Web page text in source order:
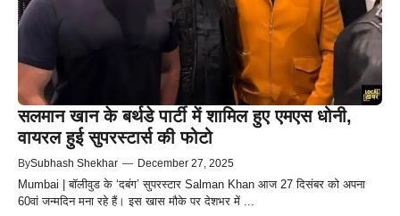
सलमान खान के बर्थडे पार्टी में शामिल हुए एमएस धोनी,
वायरल हुई सुपरस्टार्स की फोटो
BySubhash Shekhar — December 27, 2025
Mumbai | बॉलीवुड के ‘दबंग’ सुपरस्टार Salman Khan आज 27 दिसंबर को अपना
60वां जन्मदिन मना रहे हैं। इस खास मौके पर देशभर में ...